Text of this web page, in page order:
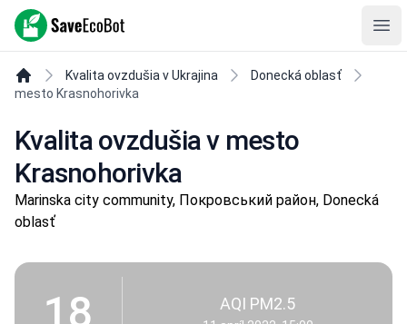
SaveEcoBot
Kvalita ovzdušia v Ukrajina
Donecká oblasť
mesto Krasnohorivka
Kvalita ovzdušia v mesto
Krasnohorivka
Marinska city community, Покровський район, Donecká
oblasť
18 AQI PM2.5